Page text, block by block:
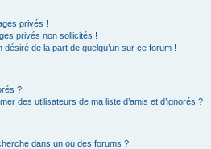
privés !
privés non sollicités !
désiré de la part de quelqu’un sur ce forum !
?
des utilisateurs de ma liste d’amis et d’ignorés ?
dans un ou des forums ?